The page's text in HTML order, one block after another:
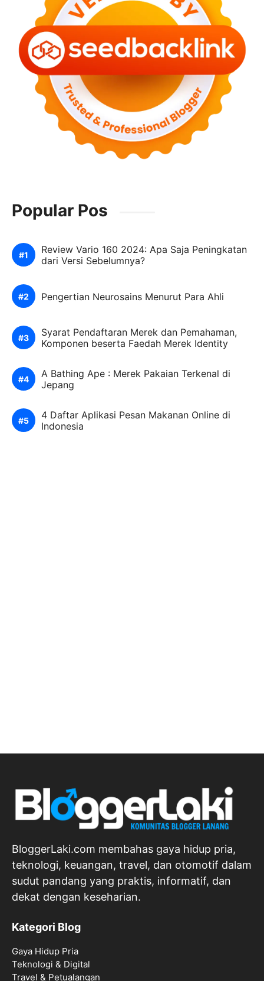
Popular Pos
Review Vario 160 2024: Apa Saja Peningkatan
dari Versi Sebelumnya?
Pengertian Neurosains Menurut Para Ahli
Syarat Pendaftaran Merek dan Pemahaman,
Komponen beserta Faedah Merek Identity
A Bathing Ape : Merek Pakaian Terkenal di
Jepang
4 Daftar Aplikasi Pesan Makanan Online di
Indonesia
BloggerLaki.com membahas gaya hidup pria,
teknologi, keuangan, travel, dan otomotif dalam
sudut pandang yang praktis, informatif, dan
dekat dengan keseharian.
Kategori Blog
Gaya Hidup Pria
Teknologi & Digital
Travel & Petualangan